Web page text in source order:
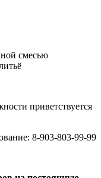
смесью
приветствуется
8-903-803-99-99